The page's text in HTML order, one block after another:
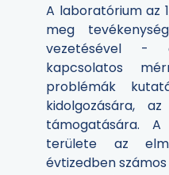
A laboratórium az
meg
vezetésével -
kapcsolatos
problémák
kidolgozására,
támogatására.
területe az
évtizedben